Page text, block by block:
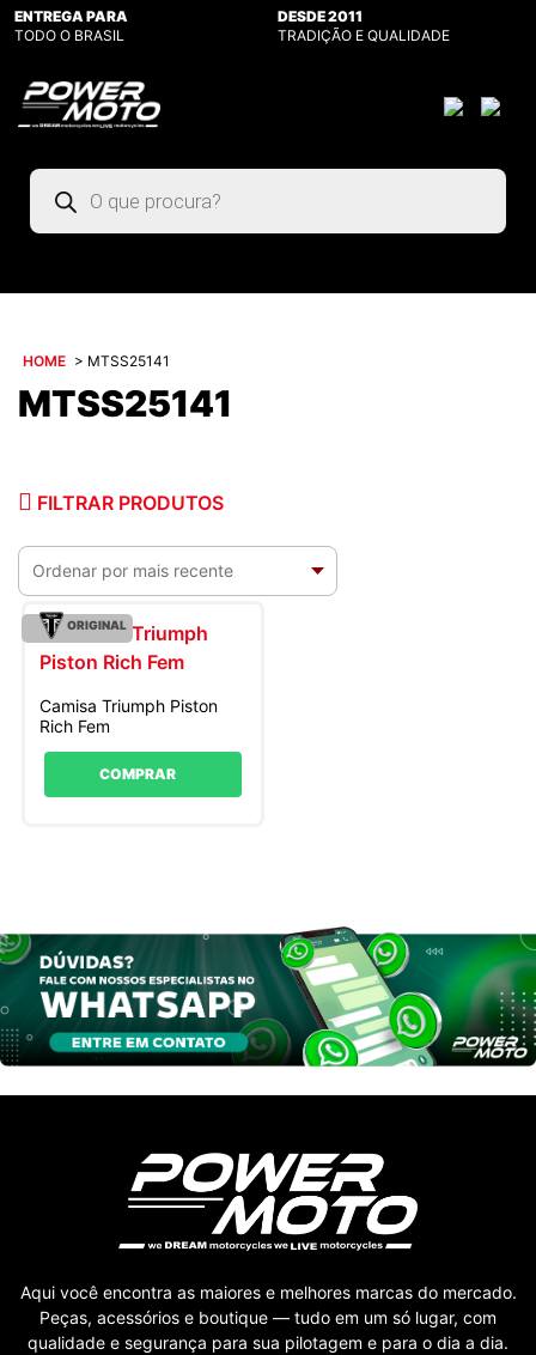
ENTREGA PARA
TODO O BRASIL
DESDE 2011
TRADIÇÃO E QUALIDADE
Pesquisar
produtos
HOME > MTSS25141
MTSS25141
FILTRAR PRODUTOS
ORIGINAL
Camisa Triumph Piston
Rich Fem
COMPRAR
Aqui você encontra as maiores e melhores marcas do mercado.
Peças, acessórios e boutique — tudo em um só lugar, com
qualidade e segurança para sua pilotagem e para o dia a dia.